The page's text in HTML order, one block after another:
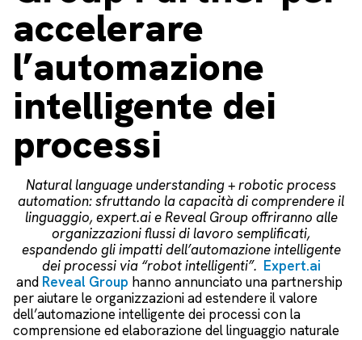
accelerare
l’automazione
intelligente dei
processi
Natural language understanding + robotic process
automation: sfruttando la capacità di comprendere il
linguaggio, expert.ai e Reveal Group offriranno alle
organizzazioni flussi di lavoro semplificati,
espandendo gli impatti dell’automazione intelligente
dei processi via “robot intelligenti”. Expert.ai
and Reveal Group hanno annunciato una partnership
per aiutare le organizzazioni ad estendere il valore
dell’automazione intelligente dei processi con la
comprensione ed elaborazione del linguaggio naturale